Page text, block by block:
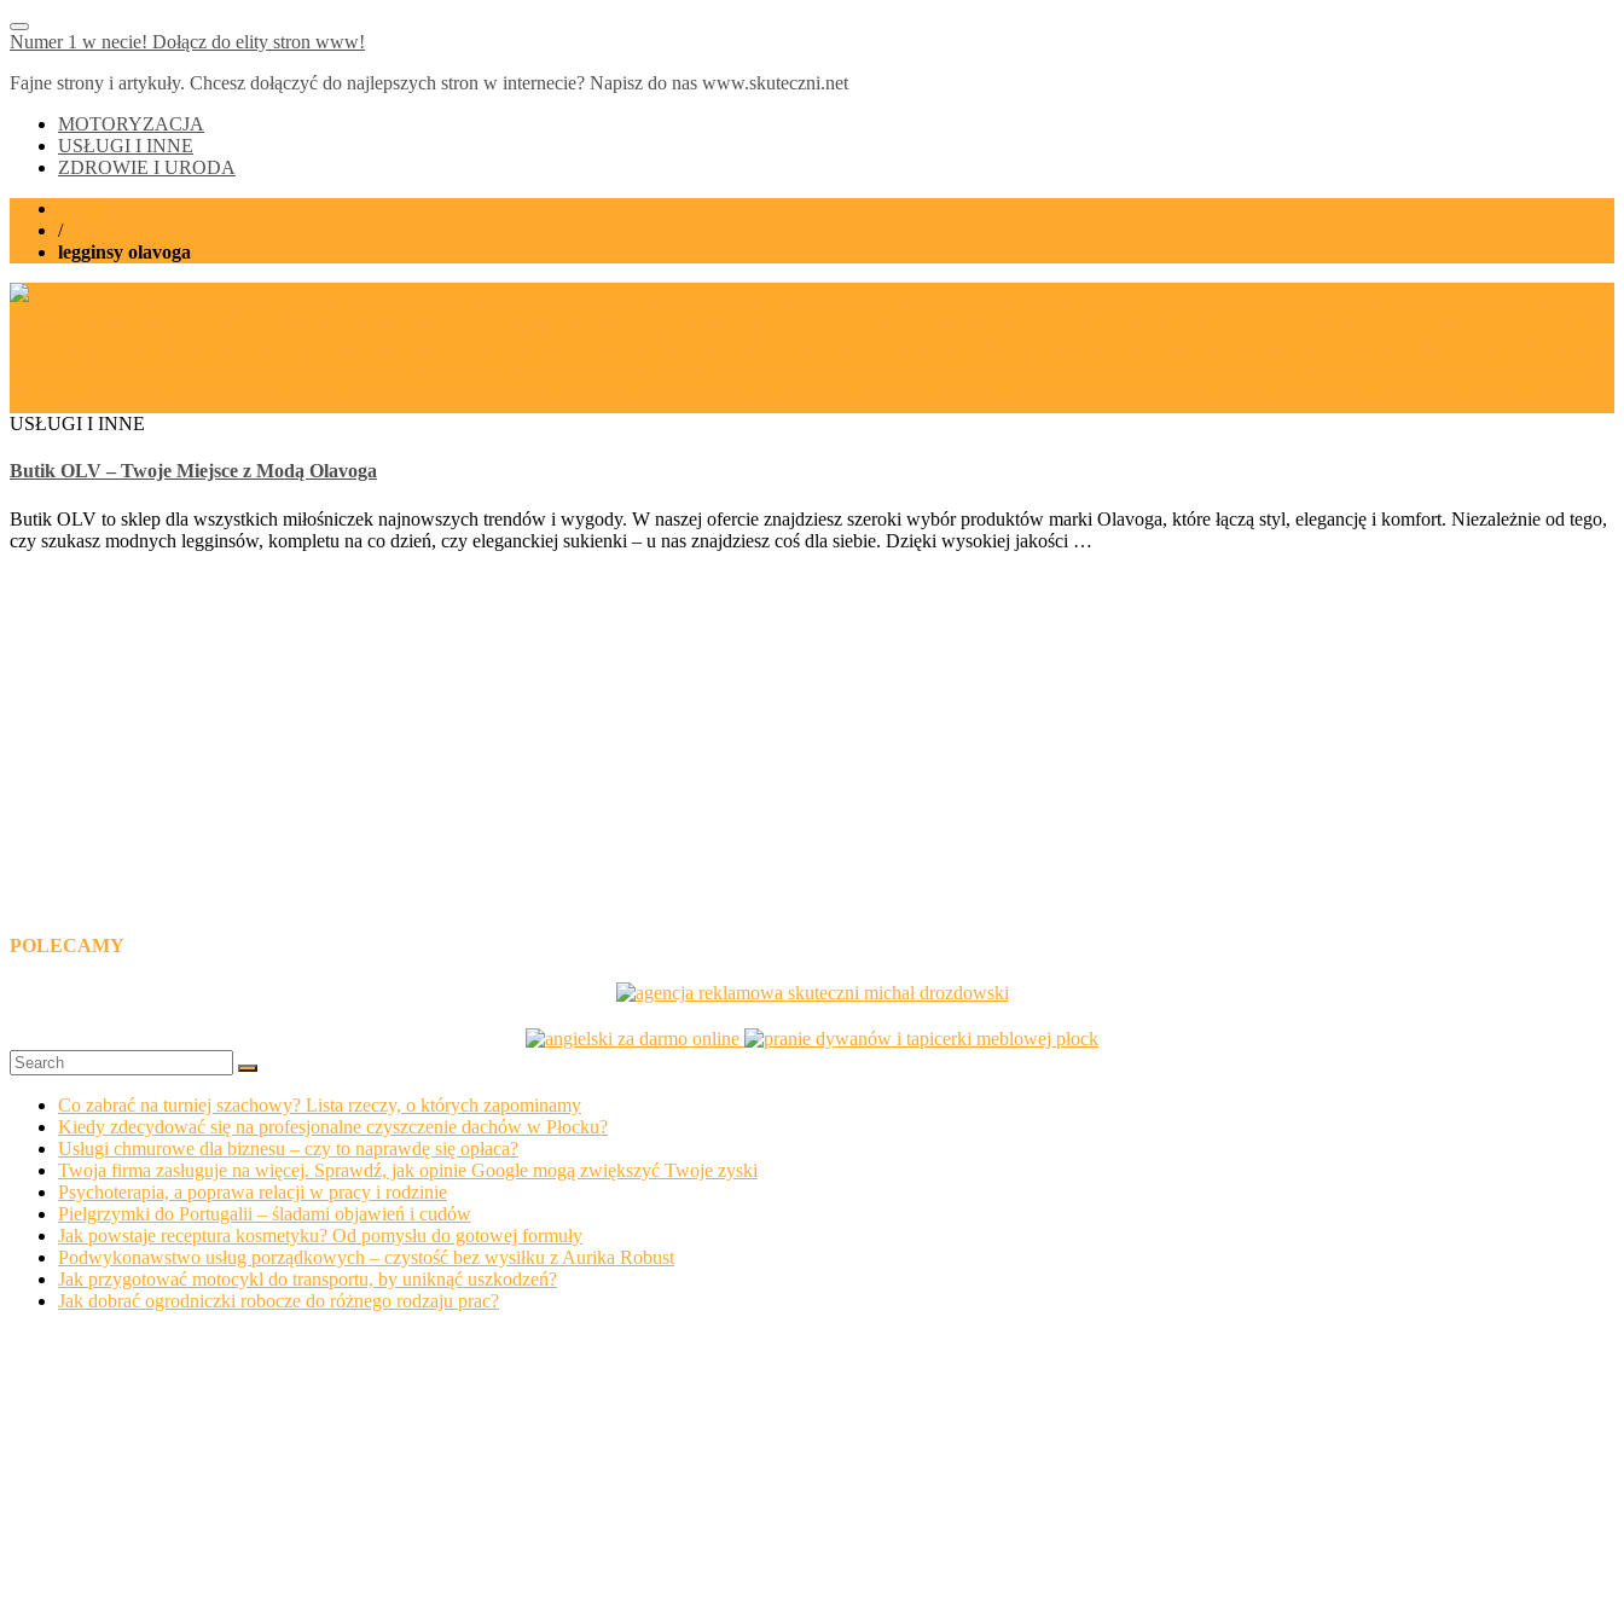
Numer 1 w necie! Dołącz do elity stron www!
Fajne strony i artykuły. Chcesz dołączyć do najlepszych stron w internecie? Napisz do nas www.skuteczni.net
MOTORYZACJA
USŁUGI I INNE
ZDROWIE I URODA
/
legginsy olavoga
USŁUGI I INNE
Butik OLV – Twoje Miejsce z Modą Olavoga
Butik OLV to sklep dla wszystkich miłośniczek najnowszych trendów i wygody. W naszej ofercie znajdziesz szeroki wybór produktów marki Olavoga, które łączą styl, elegancję i komfort. Niezależnie od tego,
czy szukasz modnych legginsów, kompletu na co dzień, czy eleganckiej sukienki – u nas znajdziesz coś dla siebie. Dzięki wysokiej jakości …
POLECAMY
Co zabrać na turniej szachowy? Lista rzeczy, o których zapominamy
Kiedy zdecydować się na profesjonalne czyszczenie dachów w Płocku?
Usługi chmurowe dla biznesu – czy to naprawdę się opłaca?
Twoja firma zasługuje na więcej. Sprawdź, jak opinie Google mogą zwiększyć Twoje zyski
Psychoterapia, a poprawa relacji w pracy i rodzinie
Pielgrzymki do Portugalii – śladami objawień i cudów
Jak powstaje receptura kosmetyku? Od pomysłu do gotowej formuły
Podwykonawstwo usług porządkowych – czystość bez wysiłku z Aurika Robust
Jak przygotować motocykl do transportu, by uniknąć uszkodzeń?
Jak dobrać ogrodniczki robocze do różnego rodzaju prac?